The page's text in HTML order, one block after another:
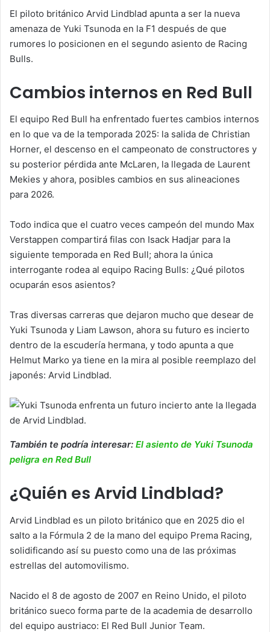
El piloto británico Arvid Lindblad apunta a ser la nueva
amenaza de Yuki Tsunoda en la F1 después de que
rumores lo posicionen en el segundo asiento de Racing
Bulls.
Cambios internos en Red Bull
El equipo Red Bull ha enfrentado fuertes cambios internos
en lo que va de la temporada 2025: la salida de Christian
Horner, el descenso en el campeonato de constructores y
su posterior pérdida ante McLaren, la llegada de Laurent
Mekies y ahora, posibles cambios en sus alineaciones
para 2026.
Todo indica que el cuatro veces campeón del mundo Max
Verstappen compartirá filas con Isack Hadjar para la
siguiente temporada en Red Bull; ahora la única
interrogante rodea al equipo Racing Bulls: ¿Qué pilotos
ocuparán esos asientos?
Tras diversas carreras que dejaron mucho que desear de
Yuki Tsunoda y Liam Lawson, ahora su futuro es incierto
dentro de la escudería hermana, y todo apunta a que
Helmut Marko ya tiene en la mira al posible reemplazo del
japonés: Arvid Lindblad.
También te podría interesar: El asiento de Yuki Tsunoda
peligra en Red Bull
¿Quién es Arvid Lindblad?
Arvid Lindblad es un piloto británico que en 2025 dio el
salto a la Fórmula 2 de la mano del equipo Prema Racing,
solidificando así su puesto como una de las próximas
estrellas del automovilismo.
Nacido el 8 de agosto de 2007 en Reino Unido, el piloto
británico sueco forma parte de la academia de desarrollo
del equipo austriaco: El Red Bull Junior Team.